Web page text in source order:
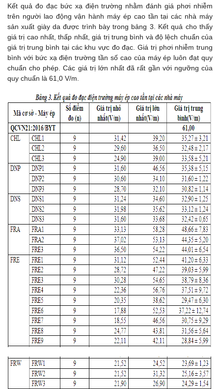
Kết quả đo đạc bức xạ điện trường nhằm đánh giá phơi nhiễm
trên người lao động vận hành máy ép cao tần tại các nhà máy
sản xuất giày da được trình bày trong bảng 3. Kết quả cho thấy
giá trị cao nhất, thấp nhất, giá trị trung bình và độ lệch chuẩn của
giá trị trung bình tại các khu vực đo đạc. Giá trị phơi nhiễm trung
bình với bức xạ điện trường tần số cao của máy ép luôn đạt quy
chuẩn cho phép. Các giá trị lớn nhất đã rất gần với ngưỡng của
quy chuẩn là 61,0 V/m.